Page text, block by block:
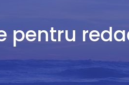
pentru